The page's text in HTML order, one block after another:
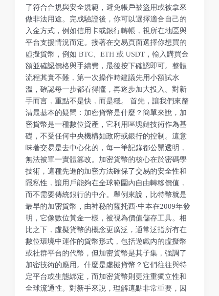
了符合合規與安全規範，避免帳戶被盜用或被拿來
做非法用途。完成驗證後，你可以選擇適合自己的
入金方式，例如信用卡或銀行轉帳，視所在地區與
平台支援情況而定。接著在交易頁面選擇你想買的
虛擬貨幣，例如 BTC、ETH 或 USDT，輸入購買金
額並確認價格與手續費，最後按下確認即可。整體
流程其實不難，第一次操作時建議先用小額試水
溫，確認每一步都看得懂，再逐步加大投入。對新
手而言，重點不是快，而是穩。 首先，讓我們來釐
清最基本的疑問：加密貨幣是什麼？簡單來說，加
密貨幣是一種數位資產，它利用區塊鏈技術作為基
礎，不受任何中央機構如政府或銀行的控制。這意
味著交易是去中心化的，每一筆記錄都公開透明，
無法被單一實體篡改。加密貨幣的核心在於密碼學
技術，這種先進的加密方法確保了交易的安全性和
隱私性，讓用戶能夠在全球範圍內自由轉移價值，
而不需要傳統銀行的中介。舉例來說，比特幣就是
最早的加密貨幣，由神秘的薩托西·中本在2009年發
明，它像數位黃金一樣，被視為價值儲存工具。相
比之下，虛擬貨幣的概念更廣泛，通常泛指所有在
數位環境中運作的貨幣形式，包括遊戲內的虛擬幣
或社群平台的代幣，但加密貨幣是其子集，強調了
加密技術的應用。什麼是虛擬貨幣？它們往往與特
定平台或生態綁定，而加密貨幣則更注重獨立性和
全球流通性。對新手來說，理解這點非常重要，因